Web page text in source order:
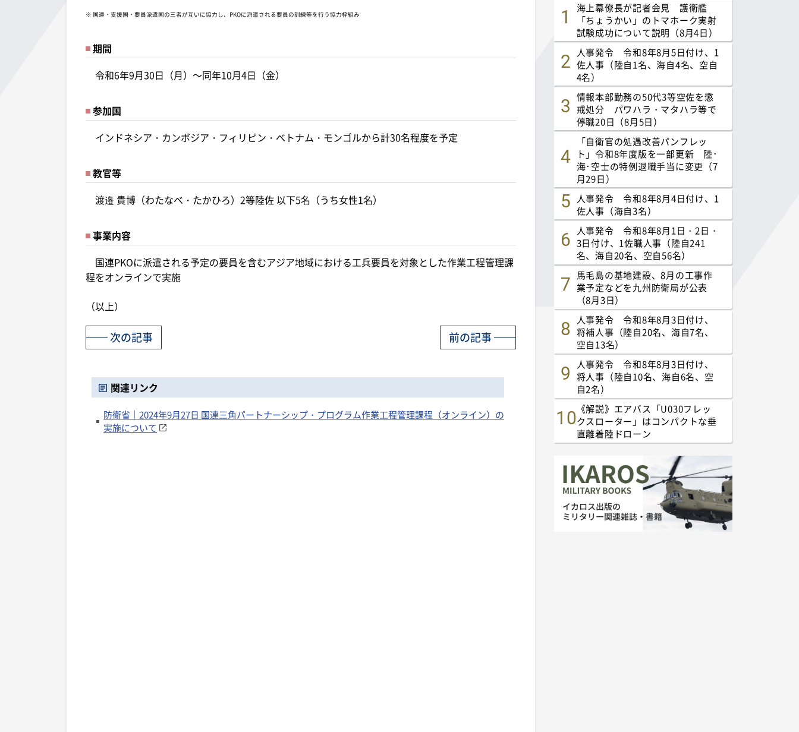
※ 国連・支援国・要員派遣国の三者が互いに協力し、PKOに派遣される要員の訓練等を行う協力枠組み
期間
令和6年9月30日（月）～同年10月4日（金）
参加国
インドネシア・カンボジア・フィリピン・ベトナム・モンゴルから計30名程度を予定
教官等
渡邉 貴博（わたなべ・たかひろ）2等陸佐 以下5名（うち女性1名）
事業内容
国連PKOに派遣される予定の要員を含むアジア地域における工兵要員を対象とした作業工程管理課
程をオンラインで実施
（以上）
前の記事
次の記事
関連リンク
防衛省｜2024年9月27日 国連三角パートナーシップ・プログラム作業工程管理課程（オンライン）の
実施について
海上幕僚長が記者会見 護衛艦
「ちょうかい」のトマホーク実射
試験成功について説明（8月4日）
人事発令 令和8年8月5日付け、1
佐人事（陸自1名、海自4名、空自
4名）
情報本部勤務の50代3等空佐を懲
戒処分 パワハラ・マタハラ等で
停職20日（8月5日）
「自衛官の処遇改善パンフレッ
ト」令和8年度版を一部更新 陸･
海･空士の特例退職手当に変更（7
月29日）
人事発令 令和8年8月4日付け、1
佐人事（海自3名）
人事発令 令和8年8月1日・2日・
3日付け、1佐職人事（陸自241
名、海自20名、空自56名）
馬毛島の基地建設、8月の工事作
業予定などを九州防衛局が公表
（8月3日）
人事発令 令和8年8月3日付け、
将補人事（陸自20名、海自7名、
空自13名）
人事発令 令和8年8月3日付け、
将人事（陸自10名、海自6名、空
自2名）
《解説》エアバス「U030フレッ
クスローター」はコンパクトな垂
直離着陸ドローン